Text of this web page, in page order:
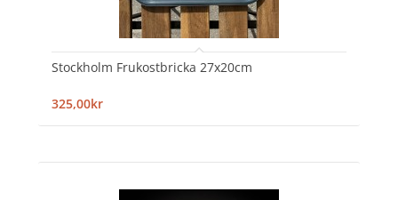
Stockholm Frukostbricka 27x20cm
325,00kr